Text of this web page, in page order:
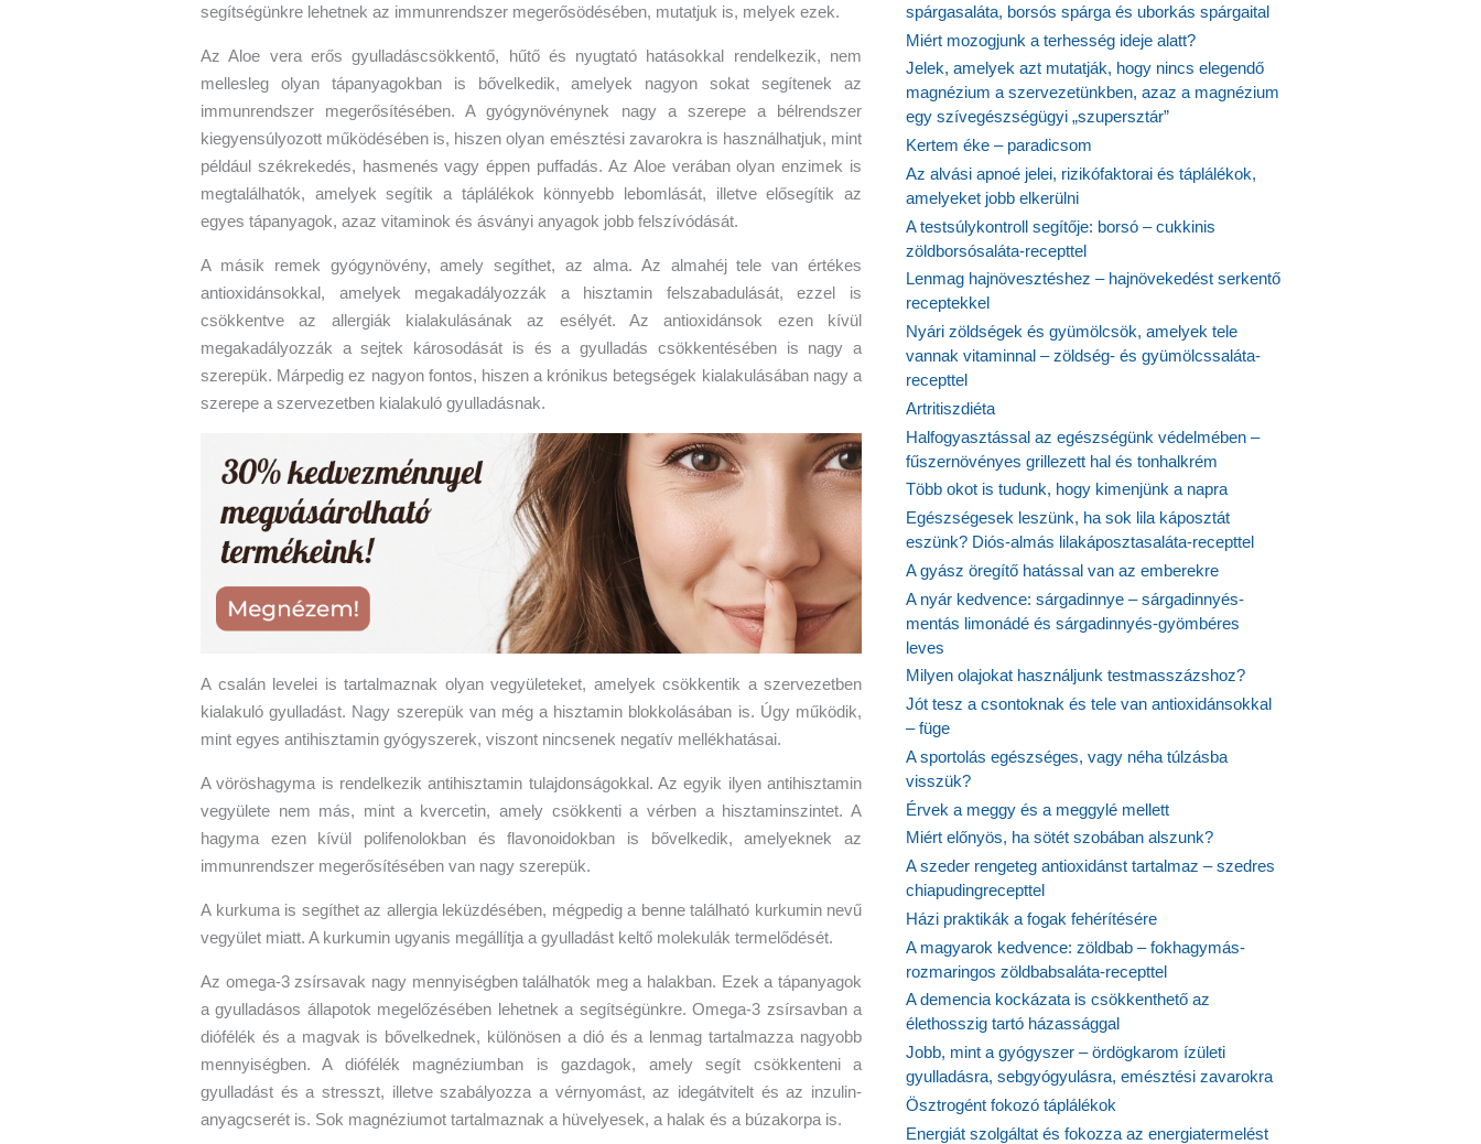
segítségünkre lehetnek az immunrendszer megerősödésében, mutatjuk is, melyek ezek.
Az Aloe vera erős gyulladáscsökkentő, hűtő és nyugtató hatásokkal rendelkezik, nem
mellesleg olyan tápanyagokban is bővelkedik, amelyek nagyon sokat segítenek az
immunrendszer megerősítésében. A gyógynövénynek nagy a szerepe a bélrendszer
kiegyensúlyozott működésében is, hiszen olyan emésztési zavarokra is használhatjuk, mint
például székrekedés, hasmenés vagy éppen puffadás. Az Aloe verában olyan enzimek is
megtalálhatók, amelyek segítik a táplálékok könnyebb lebomlását, illetve elősegítik az
egyes tápanyagok, azaz vitaminok és ásványi anyagok jobb felszívódását.
A másik remek gyógynövény, amely segíthet, az alma. Az almahéj tele van értékes
antioxidánsokkal, amelyek megakadályozzák a hisztamin felszabadulását, ezzel is
csökkentve az allergiák kialakulásának az esélyét. Az antioxidánsok ezen kívül
megakadályozzák a sejtek károsodását is és a gyulladás csökkentésében is nagy a
szerepük. Márpedig ez nagyon fontos, hiszen a krónikus betegségek kialakulásában nagy a
szerepe a szervezetben kialakuló gyulladásnak.
A csalán levelei is tartalmaznak olyan vegyületeket, amelyek csökkentik a szervezetben
kialakuló gyulladást. Nagy szerepük van még a hisztamin blokkolásában is. Úgy működik,
mint egyes antihisztamin gyógyszerek, viszont nincsenek negatív mellékhatásai.
A vöröshagyma is rendelkezik antihisztamin tulajdonságokkal. Az egyik ilyen antihisztamin
vegyülete nem más, mint a kvercetin, amely csökkenti a vérben a hisztaminszintet. A
hagyma ezen kívül polifenolokban és flavonoidokban is bővelkedik, amelyeknek az
immunrendszer megerősítésében van nagy szerepük.
A kurkuma is segíthet az allergia leküzdésében, mégpedig a benne található kurkumin nevű
vegyület miatt. A kurkumin ugyanis megállítja a gyulladást keltő molekulák termelődését.
Az omega-3 zsírsavak nagy mennyiségben találhatók meg a halakban. Ezek a tápanyagok
a gyulladásos állapotok megelőzésében lehetnek a segítségünkre. Omega-3 zsírsavban a
diófélék és a magvak is bővelkednek, különösen a dió és a lenmag tartalmazza nagyobb
mennyiségben. A diófélék magnéziumban is gazdagok, amely segít csökkenteni a
gyulladást és a stresszt, illetve szabályozza a vérnyomást, az idegátvitelt és az inzulin-
anyagcserét is. Sok magnéziumot tartalmaznak a hüvelyesek, a halak és a búzakorpa is.
spárgasaláta, borsós spárga és uborkás spárgaital
Miért mozogjunk a terhesség ideje alatt?
Jelek, amelyek azt mutatják, hogy nincs elegendő
magnézium a szervezetünkben, azaz a magnézium
egy szívegészségügyi „szupersztár”
Kertem éke – paradicsom
Az alvási apnoé jelei, rizikófaktorai és táplálékok,
amelyeket jobb elkerülni
A testsúlykontroll segítője: borsó – cukkinis
zöldborsósaláta-recepttel
Lenmag hajnövesztéshez – hajnövekedést serkentő
receptekkel
Nyári zöldségek és gyümölcsök, amelyek tele
vannak vitaminnal – zöldség- és gyümölcssaláta-
recepttel
Artritiszdiéta
Halfogyasztással az egészségünk védelmében –
fűszernövényes grillezett hal és tonhalkrém
Több okot is tudunk, hogy kimenjünk a napra
Egészségesek leszünk, ha sok lila káposztát
eszünk? Diós-almás lilakáposztasaláta-recepttel
A gyász öregítő hatással van az emberekre
A nyár kedvence: sárgadinnye – sárgadinnyés-
mentás limonádé és sárgadinnyés-gyömbéres
leves
Milyen olajokat használjunk testmasszázshoz?
Jót tesz a csontoknak és tele van antioxidánsokkal
– füge
A sportolás egészséges, vagy néha túlzásba
visszük?
Érvek a meggy és a meggylé mellett
Miért előnyös, ha sötét szobában alszunk?
A szeder rengeteg antioxidánst tartalmaz – szedres
chiapudingrecepttel
Házi praktikák a fogak fehérítésére
A magyarok kedvence: zöldbab – fokhagymás-
rozmaringos zöldbabsaláta-recepttel
A demencia kockázata is csökkenthető az
élethosszig tartó házassággal
Jobb, mint a gyógyszer – ördögkarom ízületi
gyulladásra, sebgyógyulásra, emésztési zavarokra
Ösztrogént fokozó táplálékok
Energiát szolgáltat és fokozza az energiatermelést